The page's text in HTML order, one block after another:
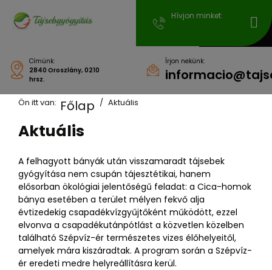
Címünk:
2840 Oroszlány, 0210
hrsz.
Írjon nekünk:
Hívjon minket:
Ön itt van: Főlap Aktuális
Aktuális
A felhagyott bányák után visszamaradt tájsebek
gyógyítása nem csupán tájesztétikai, hanem
elősorban ökológiai jelentőségű feladat: a Cica-homok
bánya esetében a terület mélyen fekvő alja
évtizedekig csapadékvízgyűjtőként működött, ezzel
elvonva a csapadékutánpótlást a közvetlen közelben
található Szépvíz-ér természetes vizes élőhelyeitől,
amelyek mára kiszáradtak. A program során a Szépvíz-
ér eredeti medre helyreállításra kerül.